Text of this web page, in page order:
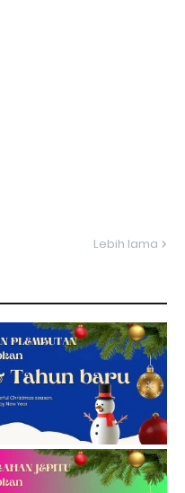
Lebih lama